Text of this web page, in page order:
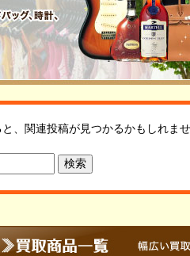
、関連投稿が見つかるかもしれませ